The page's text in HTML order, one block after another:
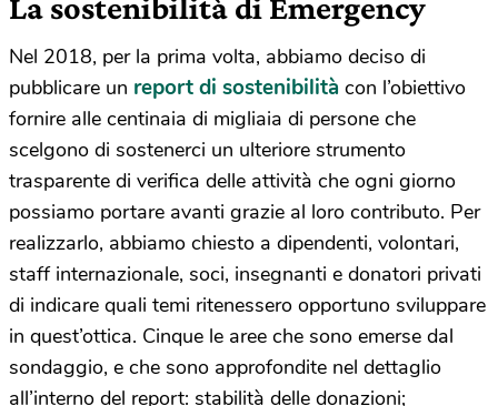
Nel 2018, per la prima volta, abbiamo deciso di
pubblicare un report di sostenibilità con l’obiettivo
fornire alle centinaia di migliaia di persone che
scelgono di sostenerci un ulteriore strumento
trasparente di verifica delle attività che ogni giorno
possiamo portare avanti grazie al loro contributo. Per
realizzarlo, abbiamo chiesto a dipendenti, volontari,
staff internazionale, soci, insegnanti e donatori privati
di indicare quali temi ritenessero opportuno sviluppare
in quest’ottica. Cinque le aree che sono emerse dal
sondaggio, e che sono approfondite nel dettaglio
all’interno del report: stabilità delle donazioni;